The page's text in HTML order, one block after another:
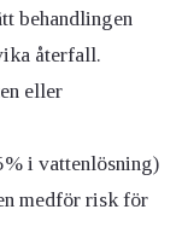
behandlingen
återfall.
eller
i vattenlösning)
medför risk för